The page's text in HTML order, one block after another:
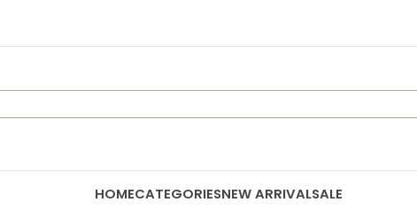
HOMECATEGORIESNEW ARRIVALSALE